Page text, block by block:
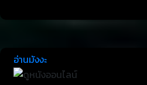
อ่านมังงะ